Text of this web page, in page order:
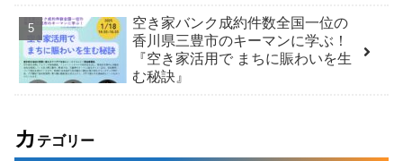
空き家バンク成約件数全国一位の
香川県三豊市のキーマンに学ぶ！
『空き家活用で まちに賑わいを生
む秘訣』
カ テゴリー